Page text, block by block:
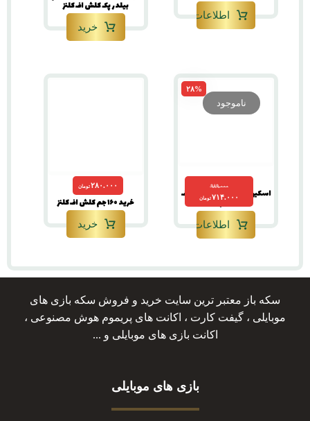
اطلاعات بیشتر
بیلدر پک کلش اف کلنز
خرید
اسکین نگهبان سایه کلش اف
کلنز
۹۸۹.۰۰۰
۷۱۴.۰۰۰تومان
ناموجود
۲۸%
اطلاعات بیشتر
خرید ۱۶۰ جم کلش اف کلنز
۲۸۰.۰۰۰تومان
خرید
سکه باز معتبر ترین سایت خرید و فروش سکه بازی های
موبایلی ، گیفت کارت ، اکانت های پریموم هوش مصنوعی ،
اکانت بازی های موبایلی و ...
بازی های موبایلی